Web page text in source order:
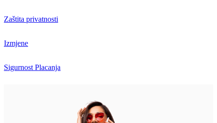
Zaštita privatnosti
Izmjene
Sigurnost Placanja